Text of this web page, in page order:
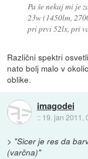
Pa še nekaj mi je
23w (1450lm,
pri prvi 52lx, pri
Različni spektri
nato bolj malo v
oblike.
imagodei
:: 19. jan 2011,
> "Sicer je res da
(varčna)"